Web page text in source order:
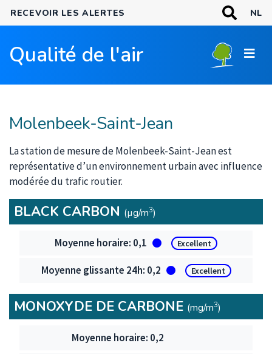
au
principal
RECEVOIR LES ALERTES
MOTS-
CLÉS
NL
Qualité de l'air
Molenbeek-Saint-Jean
La station de mesure de Molenbeek-Saint-Jean est
représentative d’un environnement urbain avec influence
modérée du trafic routier.
BLACK CARBON (µg/m3)
Black Carbon
0,1 Excellent
0,2 Excellent
MONOXYDE DE CARBONE (mg/m3)
Monoxyde de carbone
0,2